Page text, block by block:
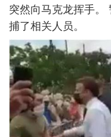
突然向马克龙挥手。
捕了相关人员。